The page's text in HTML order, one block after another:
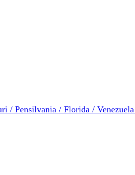
/ Pensilvania / Florida /